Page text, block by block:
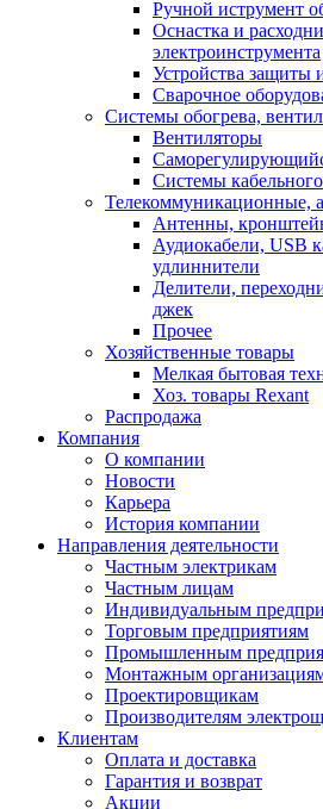
Ручной иструмент
Оснастка и
электроинструмента
Устройства защиты
Сварочное
Системы обогрева,
Вентиляторы
Системы
Телекоммуникационные,
Антенны,
Аудиокабели, USB
удлиннители
Делители,
джек
Прочее
Хозяйственные товары
Мелкая бытовая
Хоз. товары Rexant
Распродажа
Компания
О компании
Новости
Карьера
История компании
Направления деятельности
Частным электрикам
Частным лицам
Индивидуальным
Торговым предприятиям
Промышленным
Монтажным
Проектировщикам
Производителям
Клиентам
Оплата и доставка
Гарантия и возврат
Акции